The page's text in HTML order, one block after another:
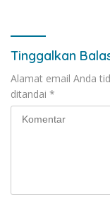
Tinggalkan
Alamat email Anda
ditandai *